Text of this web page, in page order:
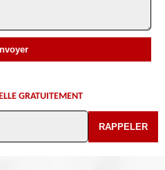
GRATUITEMENT